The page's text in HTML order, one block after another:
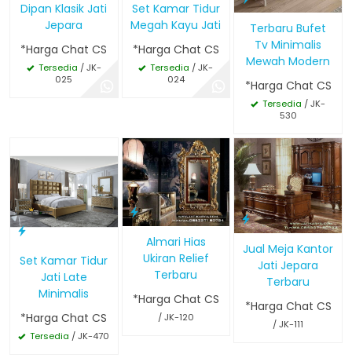
Dipan Klasik Jati
Jepara
*Harga Chat CS
Tersedia / JK-
025
Set Kamar Tidur
Megah Kayu Jati
*Harga Chat CS
Tersedia / JK-
024
Terbaru Bufet
Tv Minimalis
Mewah Modern
*Harga Chat CS
Tersedia / JK-
530
Set Kamar Tidur
Jati Late
Minimalis
*Harga Chat CS
Tersedia / JK-470
Almari Hias
Ukiran Relief
Terbaru
*Harga Chat CS
/ JK-120
Jual Meja Kantor
Jati Jepara
Terbaru
*Harga Chat CS
/ JK-111